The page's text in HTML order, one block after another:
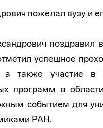
пожелал вузу и
поздравил
успешное
а также участие в
программ в
событием для
РАН.